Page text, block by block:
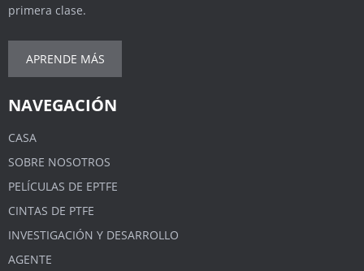
primera clase.
APRENDE MÁS
NAVEGACIÓN
CASA
SOBRE NOSOTROS
PELÍCULAS DE EPTFE
CINTAS DE PTFE
INVESTIGACIÓN Y DESARROLLO
AGENTE